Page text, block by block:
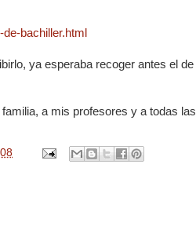
bachiller.html
ya esperaba recoger antes el de
a mis profesores y a todas las